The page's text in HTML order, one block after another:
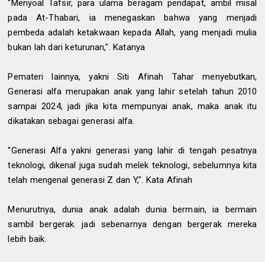
"Menyoal Tafsir, para ulama beragam pendapat, ambil misal
pada At-Thabari, ia menegaskan bahwa yang menjadi
pembeda adalah ketakwaan kepada Allah, yang menjadi mulia
bukan lah dari keturunan,". Katanya
Pemateri lainnya, yakni Siti Afinah Tahar menyebutkan,
Generasi alfa merupakan anak yang lahir setelah tahun 2010
sampai 2024, jadi jika kita mempunyai anak, maka anak itu
dikatakan sebagai generasi alfa.
"Generasi Alfa yakni generasi yang lahir di tengah pesatnya
teknologi, dikenal juga sudah melek teknologi, sebelumnya kita
telah mengenal generasi Z dan Y,". Kata Afinah
Menurutnya, dunia anak adalah dunia bermain, ia bermain
sambil bergerak. jadi sebenarnya dengan bergerak mereka
lebih baik.